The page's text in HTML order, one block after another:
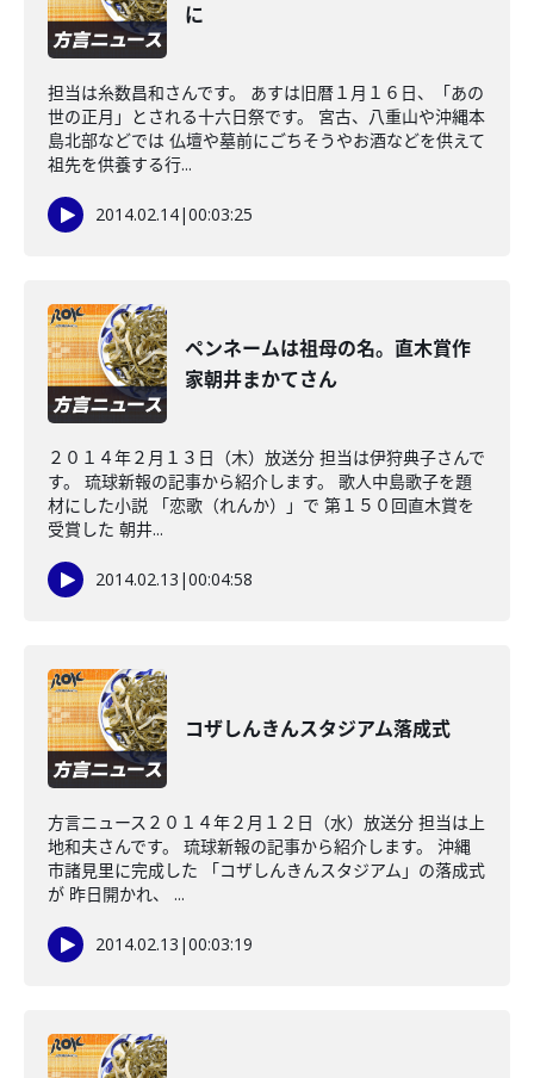
に
担当は糸数昌和さんです。 あすは旧暦１月１６日、「あの
世の正月」とされる十六日祭です。 宮古、八重山や沖縄本
島北部などでは 仏壇や墓前にごちそうやお酒などを供えて
祖先を供養する行...
2014.02.14|00:03:25
ペンネームは祖母の名。直木賞作
家朝井まかてさん
２０１４年２月１３日（木）放送分 担当は伊狩典子さんで
す。 琉球新報の記事から紹介します。 歌人中島歌子を題
材にした小説 「恋歌（れんか）」で 第１５０回直木賞を
受賞した 朝井...
2014.02.13 |00:04:58
コザしんきんスタジアム落成式
方言ニュース２０１４年２月１２日（水）放送分 担当は上
地和夫さんです。 琉球新報の記事から紹介します。 沖縄
市諸見里に完成した 「コザしんきんスタジアム」の落成式
が 昨日開かれ、 ...
2014.02.13 |00:03:19